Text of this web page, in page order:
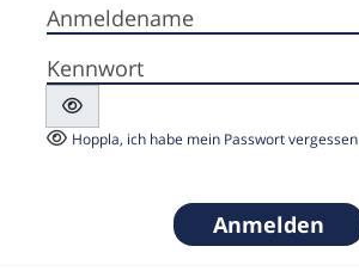
Anmeldename
Kennwort
Hoppla, ich habe mein Passwort vergessen
Anmelden